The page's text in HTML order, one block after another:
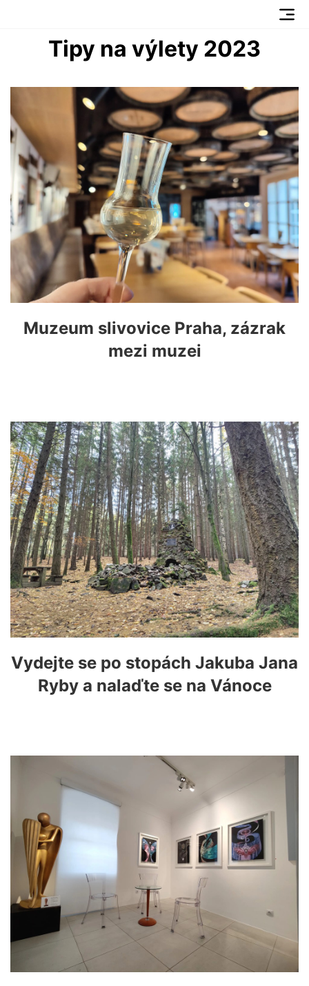
Tipy na výlety 2023
Muzeum slivovice Praha, zázrak
mezi muzei
Vydejte se po stopách Jakuba Jana
Ryby a nalaďte se na Vánoce